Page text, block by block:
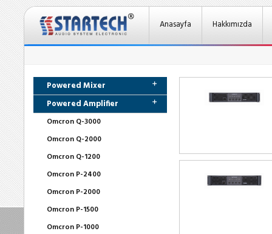
Anasayfa Hakkımızda
Powered Mixer
Powered Amplifier
Omcron Q-3000
Omcron Q-2000
Omcron Q-1200
Omcron P-2400
Omcron P-2000
Omcron P-1500
Omcron P-1000